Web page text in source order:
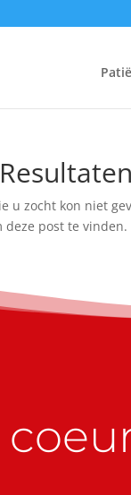
u zocht kon niet
deze post te vinden.